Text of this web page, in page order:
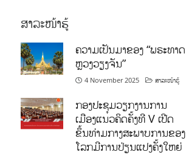
ສາລະໜ້າຮູ້
ຄວາມເປັນມາຂອງ “ພຣະທາດ
ຫຼວງວຽງຈັນ”
4 November 2025 ສາລະໜ້າຮູ້
ກອງປະຊຸມວຽກງານການ
ເມືອງແນວຄິດຄັ້ງທີ V ເປີດ
ຂຶ້ນທ່າມກາງສະພາບການຂອງ
ໂລກມີການປ່ຽນແປງຄັ້ງໃຫຍ່